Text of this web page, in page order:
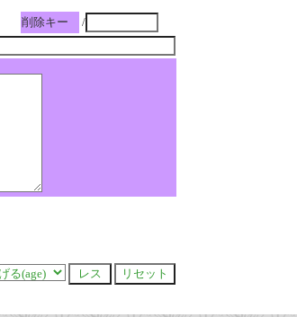
削除キー
/